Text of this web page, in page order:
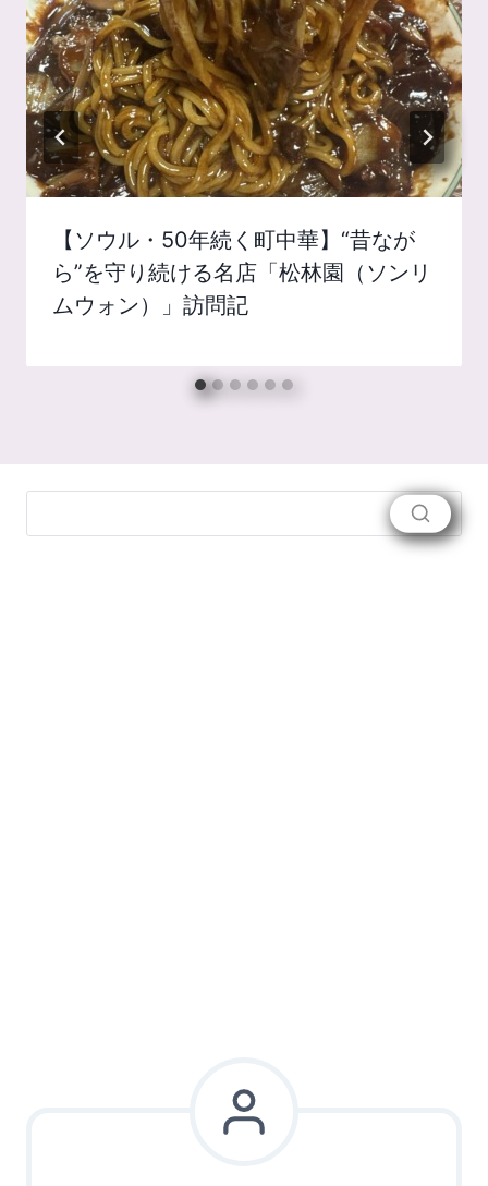
【ソウル・50年続く町中華】“昔なが
ら”を守り続ける名店「松林園（ソンリ
ムウォン）」訪問記